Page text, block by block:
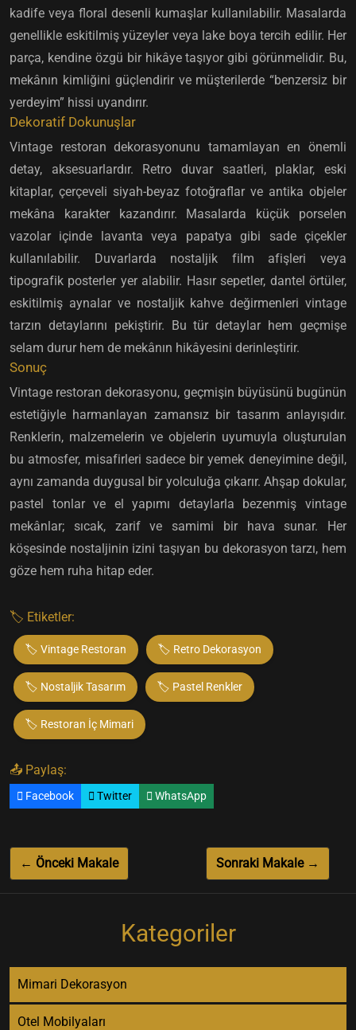
kadife veya floral desenli kumaşlar kullanılabilir. Masalarda
genellikle eskitilmiş yüzeyler veya lake boya tercih edilir. Her
parça, kendine özgü bir hikâye taşıyor gibi görünmelidir. Bu,
mekânın kimliğini güçlendirir ve müşterilerde “benzersiz bir
yerdeyim” hissi uyandırır.
Dekoratif Dokunuşlar
Vintage restoran dekorasyonunu tamamlayan en önemli
detay, aksesuarlardır. Retro duvar saatleri, plaklar, eski
kitaplar, çerçeveli siyah-beyaz fotoğraflar ve antika objeler
mekâna karakter kazandırır. Masalarda küçük porselen
vazolar içinde lavanta veya papatya gibi sade çiçekler
kullanılabilir. Duvarlarda nostaljik film afişleri veya
tipografik posterler yer alabilir. Hasır sepetler, dantel örtüler,
eskitilmiş aynalar ve nostaljik kahve değirmenleri vintage
tarzın detaylarını pekiştirir. Bu tür detaylar hem geçmişe
selam durur hem de mekânın hikâyesini derinleştirir.
Sonuç
Vintage restoran dekorasyonu, geçmişin büyüsünü bugünün
estetiğiyle harmanlayan zamansız bir tasarım anlayışıdır.
Renklerin, malzemelerin ve objelerin uyumuyla oluşturulan
bu atmosfer, misafirleri sadece bir yemek deneyimine değil,
aynı zamanda duygusal bir yolculuğa çıkarır. Ahşap dokular,
pastel tonlar ve el yapımı detaylarla bezenmiş vintage
mekânlar; sıcak, zarif ve samimi bir hava sunar. Her
köşesinde nostaljinin izini taşıyan bu dekorasyon tarzı, hem
göze hem ruha hitap eder.
🏷️ Etiketler:
🏷️ Vintage Restoran 🏷️ Retro Dekorasyon
🏷️ Nostaljik Tasarım 🏷️ Pastel Renkler
🏷️ Restoran İç Mimari
📤 Paylaş:
Facebook Twitter WhatsApp
← Önceki Makale Sonraki Makale →
Kategoriler
Mimari Dekorasyon
Otel Mobilyaları